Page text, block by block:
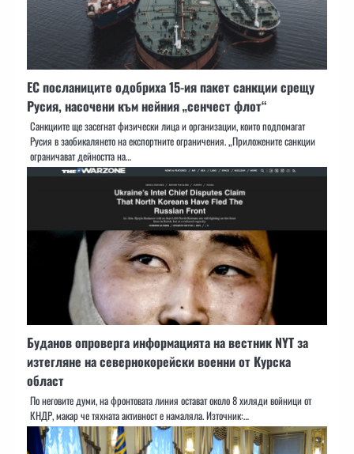
ЕС посланиците одобриха 15-ия пакет санкции срещу
Русия, насочени към нейния „сенчест флот“
Санкциите ще засегнат физически лица и организации, които подпомагат
Русия в заобикалянето на експортните ограничения. „Приложените санкции
ограничават дейността на…
Буданов опроверга информацията на вестник NYT за
изтегляне на севернокорейски военни от Курска
област
По неговите думи, на фронтовата линия остават около 8 хиляди войници от
КНДР, макар че тяхната активност е намаляла. Източник:…